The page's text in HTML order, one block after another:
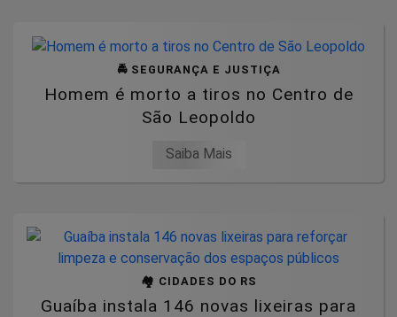
🚔 SEGURANÇA E JUSTIÇA
Homem é morto a tiros no Centro de
São Leopoldo
Saiba Mais
🏘️ CIDADES DO RS
Guaíba instala 146 novas lixeiras para